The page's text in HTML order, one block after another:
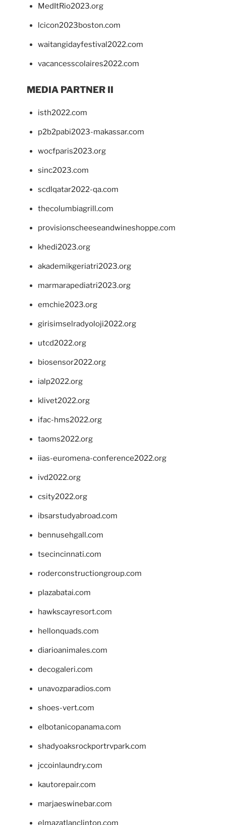
MedItRio2023.org
lcicon2023boston.com
waitangidayfestival2022.com
vacancesscolaires2022.com
MEDIA PARTNER II
isth2022.com
p2b2pabi2023-makassar.com
wocfparis2023.org
sinc2023.com
scdlqatar2022-qa.com
thecolumbiagrill.com
provisionscheeseandwineshoppe.com
khedi2023.org
akademikgeriatri2023.org
marmarapediatri2023.org
emchie2023.org
girisimselradyoloji2022.org
utcd2022.org
biosensor2022.org
ialp2022.org
klivet2022.org
ifac-hms2022.org
taoms2022.org
iias-euromena-conference2022.org
ivd2022.org
csity2022.org
ibsarstudyabroad.com
bennusehgall.com
tsecincinnati.com
roderconstructiongroup.com
plazabatai.com
hawkscayresort.com
hellonquads.com
diarioanimales.com
decogaleri.com
unavozparadios.com
shoes-vert.com
elbotanicopanama.com
shadyoaksrockportrvpark.com
jccoinlaundry.com
kautorepair.com
marjaeswinebar.com
elmazatlanclinton.com